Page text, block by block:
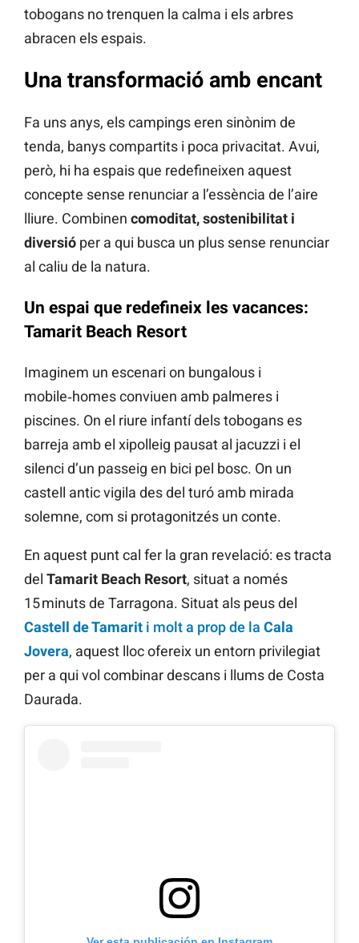
tobogans no trenquen la calma i els arbres
abracen els espais.
Una transformació amb encant
Fa uns anys, els campings eren sinònim de
tenda, banys compartits i poca privacitat. Avui,
però, hi ha espais que redefineixen aquest
concepte sense renunciar a l’essència de l’aire
lliure. Combinen comoditat, sostenibilitat i
diversió per a qui busca un plus sense renunciar
al caliu de la natura.
Un espai que redefineix les vacances:
Tamarit Beach Resort
Imaginem un escenari on bungalous i
mobile‑homes conviuen amb palmeres i
piscines. On el riure infantí dels tobogans es
barreja amb el xipolleig pausat al jacuzzi i el
silenci d’un passeig en bici pel bosc. On un
castell antic vigila des del turó amb mirada
solemne, com si protagonitzés un conte.
En aquest punt cal fer la gran revelació: es tracta
del Tamarit Beach Resort, situat a només
15 minuts de Tarragona. Situat als peus del
Castell de Tamarit i molt a prop de la Cala
Jovera, aquest lloc ofereix un entorn privilegiat
per a qui vol combinar descans i llums de Costa
Daurada.